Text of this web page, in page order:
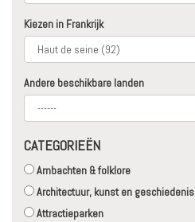
Kiezen in Frankrijk
Andere beschikbare landen
CATEGORIEËN
Ambachten & folklore
Architectuur, kunst en geschiedenis
Attractieparken